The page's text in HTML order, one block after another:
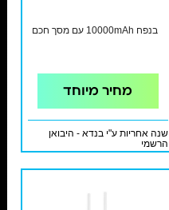
בנפח 10000mAh עם מסך חכם
מחיר מיוחד
שנה אחריות ע"י בנדא - היבואן
הרשמי